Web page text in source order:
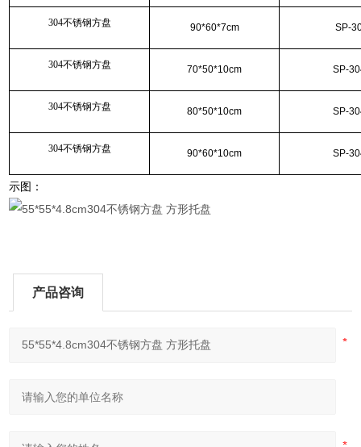
304不锈钢方盘 90*60*7cm SP-
304不锈钢方盘 70*50*10cm SP-
304不锈钢方盘 80*50*10cm SP-
304不锈钢方盘 90*60*10cm SP-
示图：
产品咨询